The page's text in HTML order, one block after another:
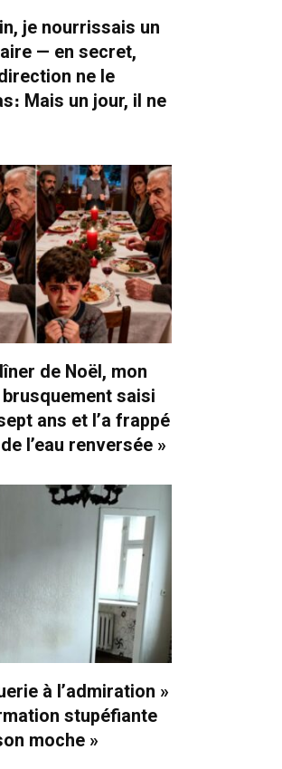
je nourrissais un
— en secret,
ne le
Mais un jour, il ne
de Noël, mon
brusquement saisi
ans et l’a frappé
l’eau renversée »
à l’admiration »
stupéfiante
moche »